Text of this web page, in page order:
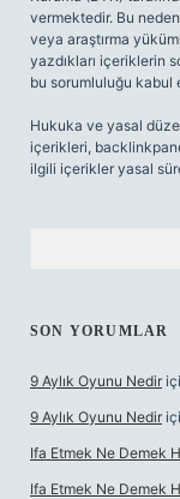
vermektedir. Bu
veya araştırma
yazdıkları içeriklerin
bu sorumluluğu kabul
Hukuka ve yasal
içerikleri,
ilgili içerikler yasal
SON YORUMLAR
9 Aylık Oyunu Nedir
9 Aylık Oyunu Nedir
Ifa Etmek Ne Demek
Ifa Etmek Ne Demek